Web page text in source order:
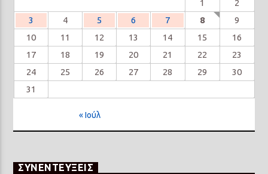
1
2
3
4 5 6 7 8
9
10
11 12 13 14 15
16
17
18 19 20 21 22
23
24
25 26 27 28 29
30
31
« Ιούλ
ΣΥΝΕΝΤΕΥΞΕΙΣ